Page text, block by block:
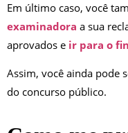
Em último caso, você
examinadora a sua
aprovados e ir para o
Assim, você ainda pode
do concurso público.